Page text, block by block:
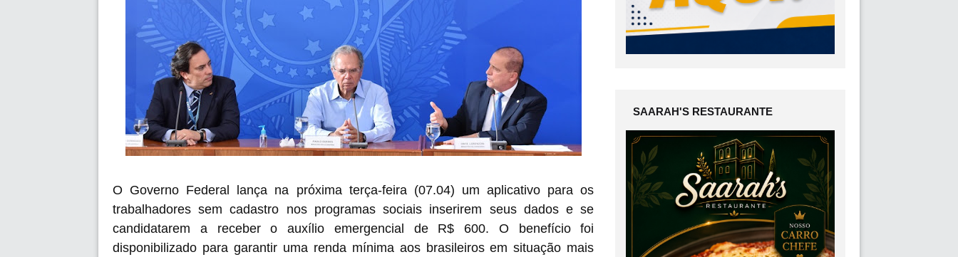
O Governo Federal lança na próxima terça-feira (07.04) um aplicativo para os
trabalhadores sem cadastro nos programas sociais inserirem seus dados e se
candidatarem a receber o auxílio emergencial de R$ 600. O benefício foi
disponibilizado para garantir uma renda mínima aos brasileiros em situação mais
SAARAH'S RESTAURANTE